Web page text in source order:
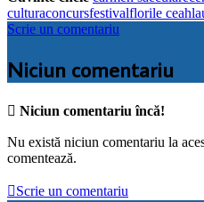
culturaconcursfestivalflorile
Scrie un comentariu
Niciun comentariu
 Niciun comentariu încă!
Nu există niciun comentariu la
comentează.
Scrie un comentariu